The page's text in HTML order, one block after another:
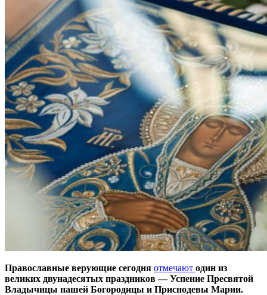
Православные верующие сегодня отмечают один из
великих двунадесятых праздников — Успение Пресвятой
Владычицы нашей Богородицы и Приснодевы Марии.